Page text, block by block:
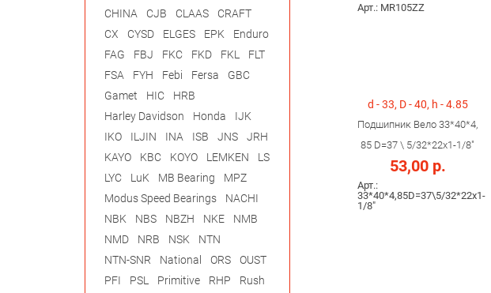
Арт.: MR105ZZ
d - 33, D - 40, h - 4.85
Подшипник Вело 33*40*4,
85 D=37 \ 5/32*22x1-1/8"
53,00 р.
Арт.:
33*40*4,85D=37\5/32*22x1-
1/8"
CHINA
CJB CLAAS
CRAFT
CX
CYSD ELGES EPK
Enduro
FAG
FBJ FKC FKD FKL
FLT
FSA
FYH Febi Fersa
GBC
Gamet
HIC
HRB
Harley Davidson
Honda
IJK
IKO
ILJIN INA ISB JNS
JRH
KAYO
KBC KOYO LEMKEN
LS
LYC
LuK MB Bearing
MPZ
Modus Speed Bearings
NACHI
NBK
NBS NBZH NKE
NMB
NMD
NRB NSK
NTN
NTN-SNR
National ORS
OUST
PFI
PSL Primitive RHP
Rush